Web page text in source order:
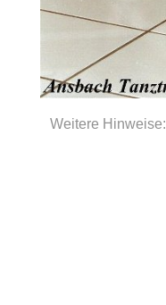
Weitere Hinweise: